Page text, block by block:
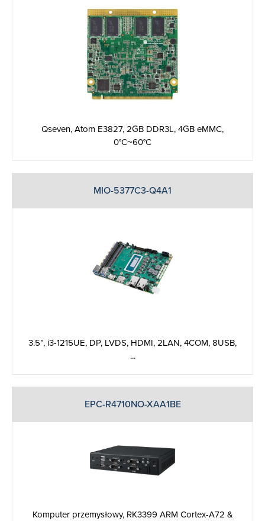
Qseven, Atom E3827, 2GB DDR3L, 4GB eMMC,
0°C~60°C
MIO-5377C3-Q4A1
3.5”, i3-1215UE, DP, LVDS, HDMI, 2LAN, 4COM, 8USB,
...
EPC-R4710NO-XAA1BE
Komputer przemysłowy, RK3399 ARM Cortex-A72 &